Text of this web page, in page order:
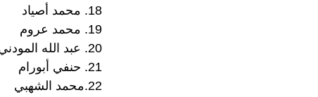
18. محمد أصياد
19. محمد عروم
20. عبد الله المودني
21. حنفي أبورام
22.محمد الشهبي